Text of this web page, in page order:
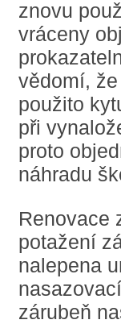
znovu
vráceny
vědomí,
použito
při
proto
náhradu
Renovace
potažení
nalepena
zárubeň